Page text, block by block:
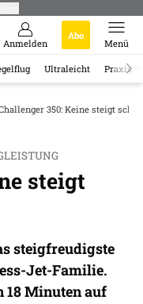
Anmelden
Abo
Menü
Ultraleicht Praxis
350: Keine steigt
steigt
steigfreudigste
Jet-Familie.
18 Minuten auf